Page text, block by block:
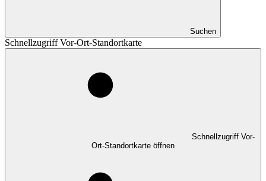
Suchen
Schnellzugriff Vor-Ort-Standortkarte
Schnellzugriff Vor-
Ort-Standortkarte öffnen